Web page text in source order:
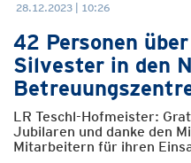
28.12.2023 | 10:26
42 Personen
Silvester in den
LR Teschl-Hofmeister:
Jubilaren und danke den
Mitarbeitern für ihren